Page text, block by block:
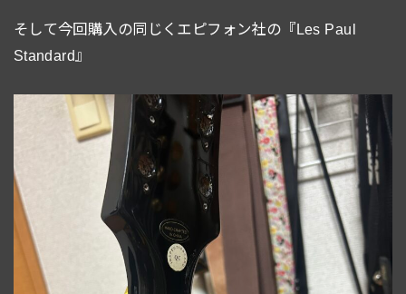
そして今回購入の同じくエピフォン社の『Les Paul
Standard』